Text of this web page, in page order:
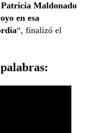
Maldonado
en esa
“, finalizó el